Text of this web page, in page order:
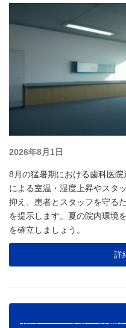
投
日:
2026年8月1日
8月の猛暑期における歯科医
による室温・湿度上昇やスタ
抑え、患者とスタッフを守る
を提示します。夏の院内環境
を確立しましょう。
詳